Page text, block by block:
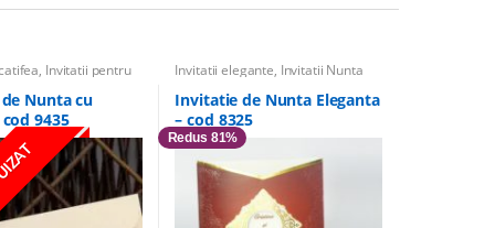
, Invitatii pentru
Banchet ,
elegante,Invitatii
Nunta cu
9435
Invitatii elegante, Invitatii Nunta
Invitatie de Nunta Eleganta
– cod 8325
Redus 81%